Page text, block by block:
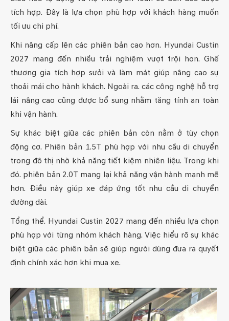
tích hợp. Đây là lựa chọn phù hợp với khách hàng muốn
tối ưu chi phí.
Khi nâng cấp lên các phiên bản cao hơn. Hyundai Custin
2027 mang đến nhiều trải nghiệm vượt trội hơn. Ghế
thương gia tích hợp sưởi và làm mát giúp nâng cao sự
thoải mái cho hành khách. Ngoài ra. các công nghệ hỗ trợ
lái nâng cao cũng được bổ sung nhằm tăng tính an toàn
khi vận hành.
Sự khác biệt giữa các phiên bản còn nằm ở tùy chọn
động cơ. Phiên bản 1.5T phù hợp với nhu cầu di chuyển
trong đô thị nhờ khả năng tiết kiệm nhiên liệu. Trong khi
đó. phiên bản 2.0T mang lại khả năng vận hành mạnh mẽ
hơn. Điều này giúp xe đáp ứng tốt nhu cầu di chuyển
đường dài.
Tổng thể. Hyundai Custin 2027 mang đến nhiều lựa chọn
phù hợp với từng nhóm khách hàng. Việc hiểu rõ sự khác
biệt giữa các phiên bản sẽ giúp người dùng đưa ra quyết
định chính xác hơn khi mua xe.